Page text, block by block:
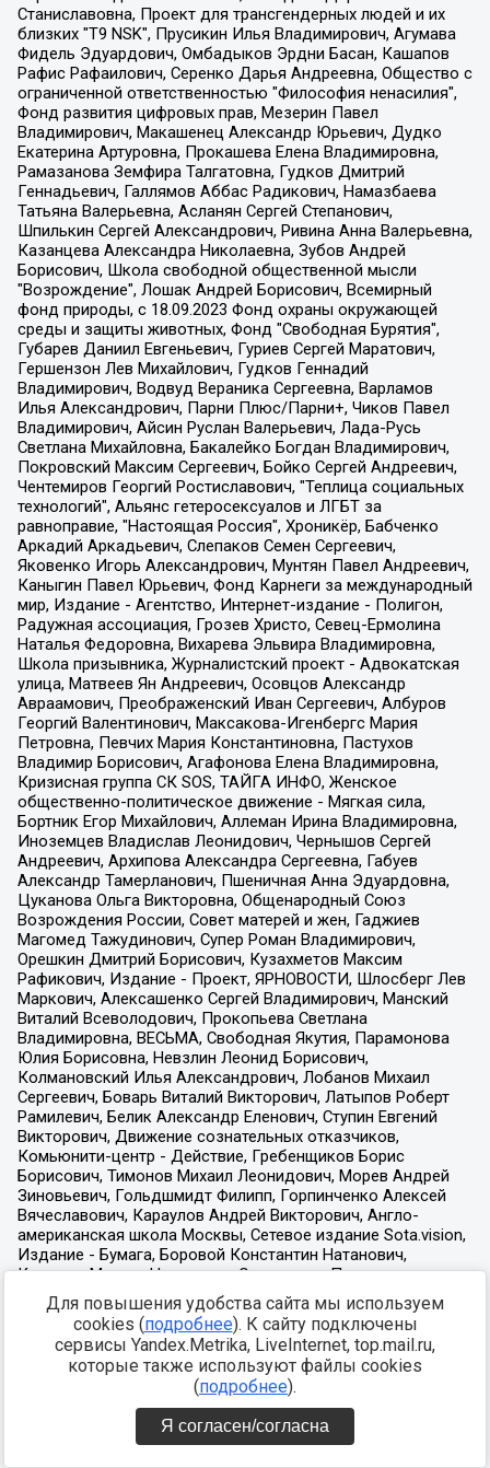
Для повышения удобства сайта мы используем
cookies (подробнее). К сайту подключены
сервисы Yandex.Metrika, LiveInternet, top.mail.ru,
которые также используют файлы cookies
(подробнее).
Я согласен/согласна